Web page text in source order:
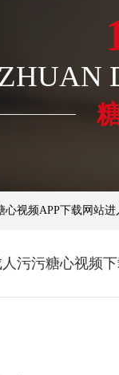
心视频APP下载网站进
人污污糖心视频